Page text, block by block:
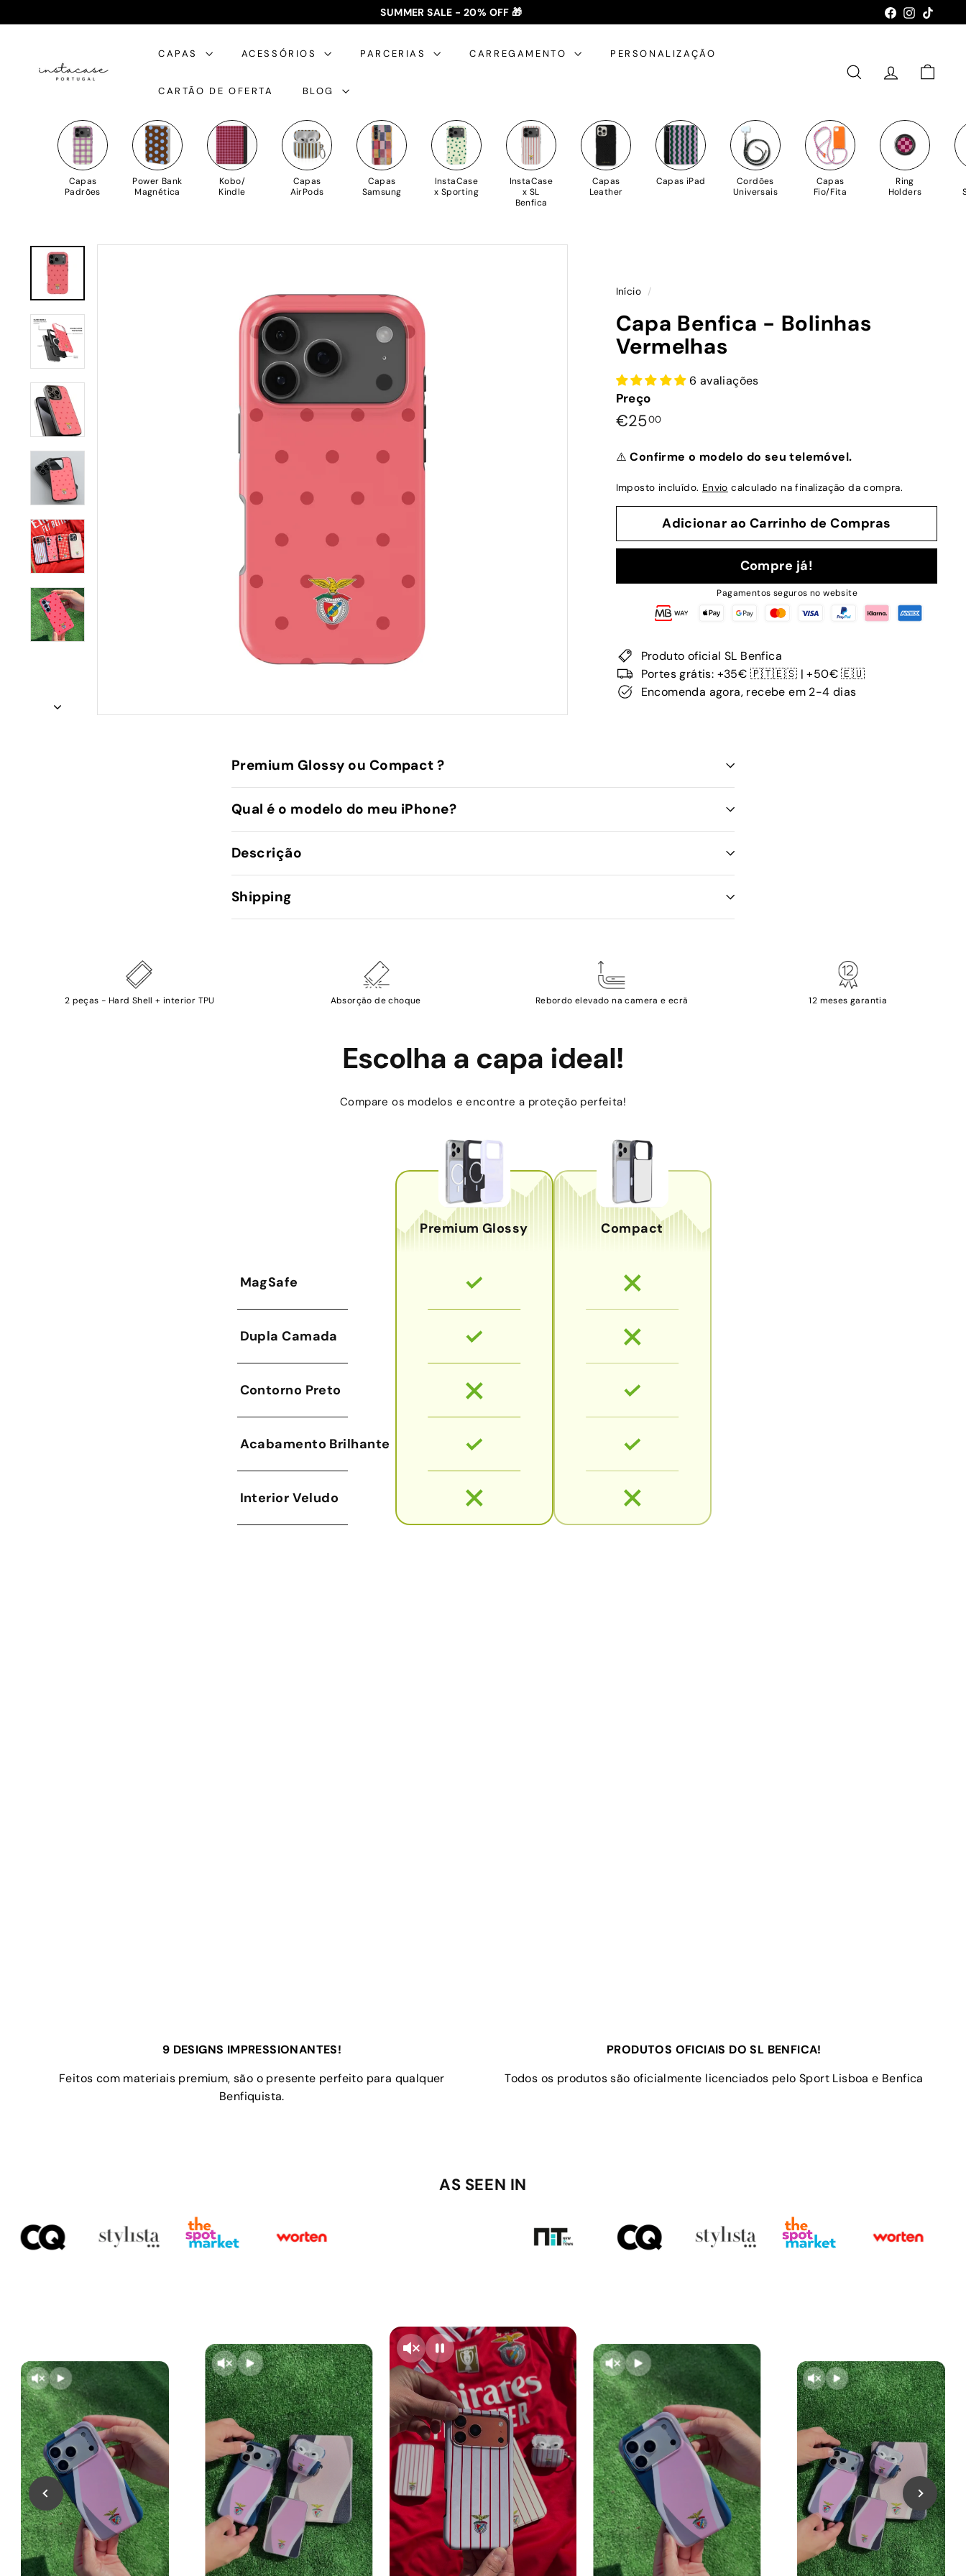
para
pausa
✈️ PORTES GRÁTIS: +35€ 🇵🇹🇪🇸 | +50€ 🇪🇺
SUMMER SALE - 20% OFF 🎁 Facebook
Instagram
CAPAS ACESSÓRIOS PARCERIAS CARREGAMENTO PERSONALIZAÇÃO
CARTÃO DE OFERTA BLOG
PESQUISAR
CONTA
Capas
Padrões
Power Bank
Magnética
Kobo/
Kindle
Capas
AirPods
Capas
Samsung
InstaCase
x Sporting
InstaCase
x SL
Benfica
Capas
Leather
Capas iPad
Cordões
Universais
Capas
Fio/Fita
Ring
Holders
Início /
Capa Benfica - Bolinhas
Vermelhas
6 avaliações
Preço
Preço
€2500€25,00
⚠️Confirme o modelo do seu telemóvel.
Imposto incluído. Envio calculado na finalização da compra.
Adicionar ao Carrinho de Compras
Compre já!
Pagamentos seguros no website
Produto oficial SL Benfica
Portes grátis: +35€ 🇵🇹🇪🇸 | +50€ 🇪🇺
Encomenda agora, recebe em 2-4 dias
Premium Glossy ou Compact ?
Qual é o modelo do meu iPhone?
Descrição
Shipping
2 peças - Hard Shell + interior TPU Absorção de choque Rebordo elevado na camera e ecrã 12 meses garantia
Escolha a capa ideal!
Compare os modelos e encontre a proteção perfeita!
Premium Glossy Compact
MagSafe
Dupla Camada
Contorno Preto
Acabamento Brilhante
Interior Veludo
9 DESIGNS IMPRESSIONANTES!
Feitos com materiais premium, são o presente perfeito para qualquer
Benfiquista.
PRODUTOS OFICIAIS DO SL BENFICA!
Todos os produtos são oficialmente licenciados pelo Sport Lisboa e Benfica
AS SEEN IN